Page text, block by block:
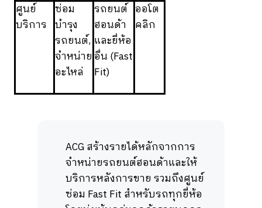
ศูนย์
บริการ
ซ่อม
บำรุง
รถยนต์,
จำหน่าย
อะไหล่
รถยนต์
ฮอนด้า
และยี่ห้อ
อื่น (Fast
Fit)
ออโต
คลิก
ACG สร้างรายได้หลักจากการ
จำหน่ายรถยนต์ฮอนด้าและให้
บริการหลังการขาย รวมถึงศูนย์
ซ่อม Fast Fit สำหรับรถทุกยี่ห้อ